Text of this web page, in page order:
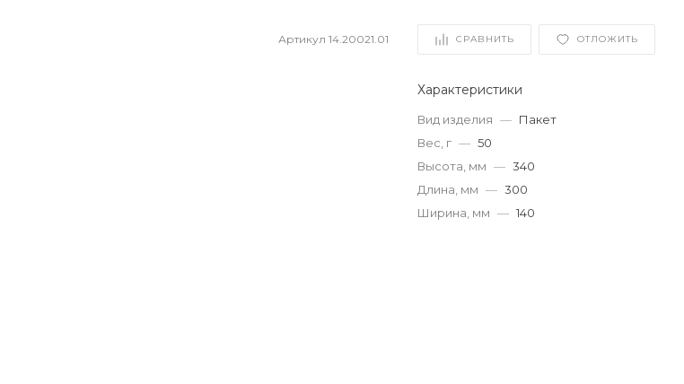
Артикул14.20021.01 СРАВНИТЬ ОТЛОЖИТЬ
Характеристики
Вид изделия — Пакет
Вес, г — 50
Высота, мм — 340
Длина, мм — 300
Ширина, мм — 140